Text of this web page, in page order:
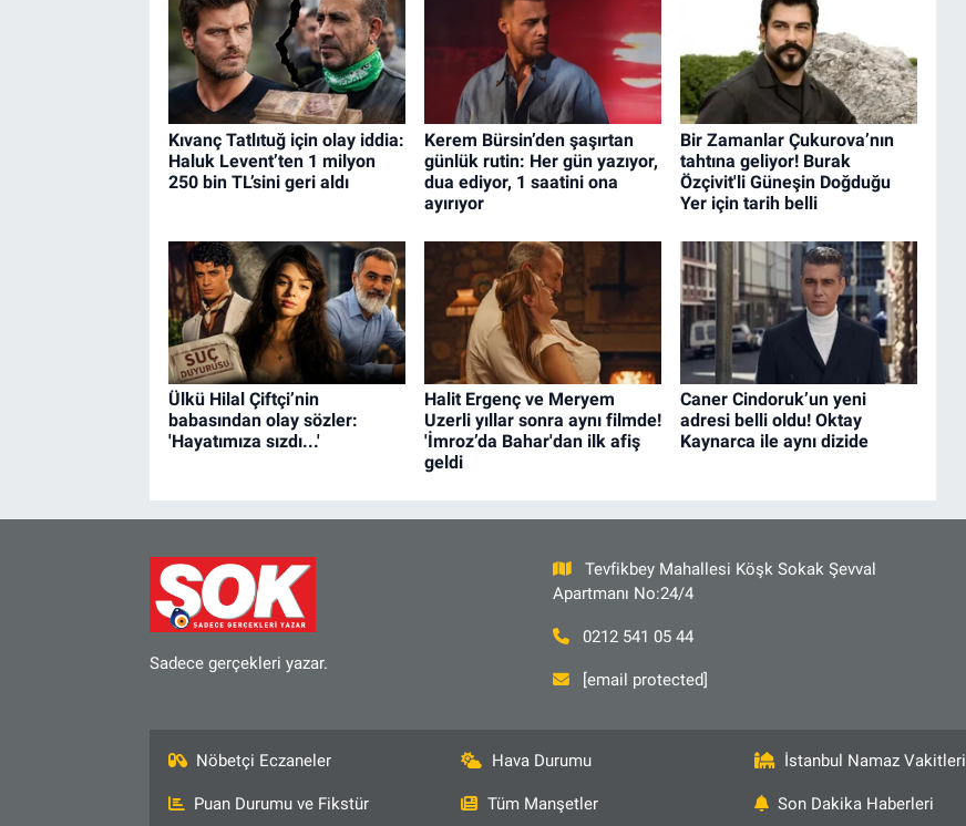
Kıvanç Tatlıtuğ için olay iddia:
Haluk Levent’ten 1 milyon
250 bin TL’sini geri aldı
Kerem Bürsin’den şaşırtan
günlük rutin: Her gün yazıyor,
dua ediyor, 1 saatini ona
ayırıyor
Bir Zamanlar Çukurova’nın
tahtına geliyor! Burak
Özçivit'li Güneşin Doğduğu
Yer için tarih belli
Ülkü Hilal Çiftçi’nin
babasından olay sözler:
'Hayatımıza sızdı...'
Halit Ergenç ve Meryem
Uzerli yıllar sonra aynı filmde!
'İmroz’da Bahar'dan ilk afiş
geldi
Caner Cindoruk’un yeni
adresi belli oldu! Oktay
Kaynarca ile aynı dizide
Sadece gerçekleri yazar.
Tevfikbey Mahallesi Köşk Sokak Şevval
Apartmanı No:24/4
0212 541 05 44
[email protected]
Nöbetçi Eczaneler Hava Durumu İstanbul Namaz Vakitleri
Puan Durumu ve Fikstür Tüm Manşetler Son Dakika Haberleri